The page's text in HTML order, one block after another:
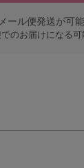
メール便発送が可能
のお届けになる可